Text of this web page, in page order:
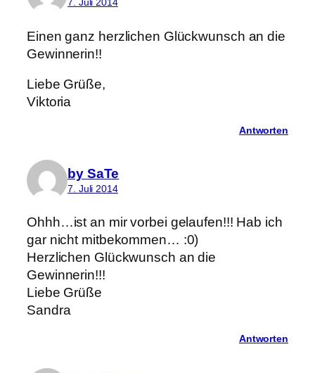
7. Juli 2014
Einen ganz herzlichen Glückwunsch an die
Gewinnerin!!
Liebe Grüße,
Viktoria
Antworten
by SaTe
7. Juli 2014
Ohhh…ist an mir vorbei gelaufen!!! Hab ich
gar nicht mitbekommen… :0)
Herzlichen Glückwunsch an die
Gewinnerin!!!
Liebe Grüße
Sandra
Antworten